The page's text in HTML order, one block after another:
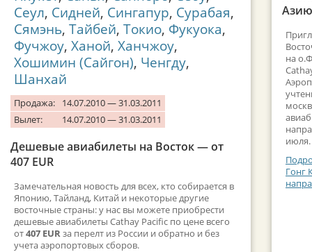
Сеул, Сидней, Сингапур, Сурабая,
Сямэнь, Тайбей, Токио, Фукуока,
Фучжоу, Ханой, Ханчжоу,
Хошимин (Сайгон), Ченгду,
Шанхай
Продажа:
14.07.2010 — 31.03.2011
Вылет:
14.07.2010 — 31.03.2011
Дешевые авиабилеты на Восток — от
407 EUR
Замечательная новость для всех, кто собирается в
Японию, Тайланд, Китай и некоторые другие
восточные страны: у нас вы можете приобрести
дешевые авиабилеты Cathay Pacific по цене всего
от407 EURза перелт из России и обратно и без
учета аэропортовых сборов.
Азию
на
июля.
Гонг